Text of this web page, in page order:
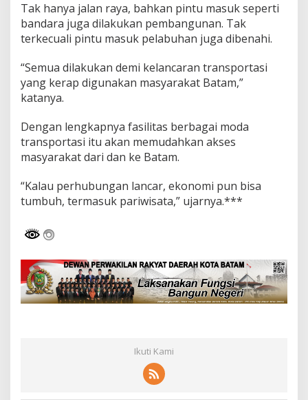
K
e
s
e
a
m
n
B
e
l
a
l
t
a
s
Tak hanya jalan raya, bahkan pintu masuk seperti
bandara juga dilakukan pembangunan. Tak
terkecuali pintu masuk pelabuhan juga dibenahi.
“Semua dilakukan demi kelancaran transportasi
yang kerap digunakan masyarakat Batam,”
katanya.
Dengan lengkapnya fasilitas berbagai moda
transportasi itu akan memudahkan akses
masyarakat dari dan ke Batam.
“Kalau perhubungan lancar, ekonomi pun bisa
tumbuh, termasuk pariwisata,” ujarnya.***
Ikuti Kami